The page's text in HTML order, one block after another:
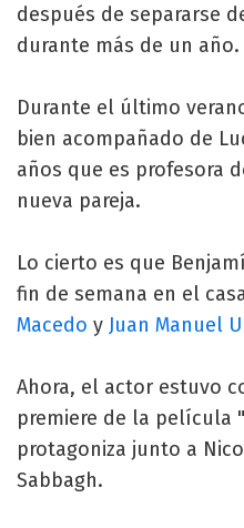
después de separarse
durante más de un año.
Durante el último
bien acompañado de
años que es profesora
nueva pareja.
Lo cierto es que
fin de semana en el
Macedo y Juan Manuel
Ahora, el actor estuvo
premiere de la película
protagoniza junto a
Sabbagh.